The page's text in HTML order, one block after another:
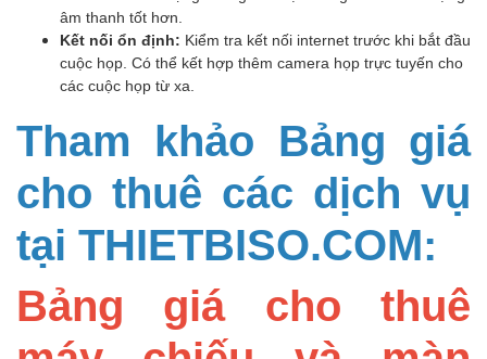
âm thanh tốt hơn.
Kết nối ổn định: Kiểm tra kết nối internet trước khi bắt đầu
cuộc họp. Có thể kết hợp thêm camera họp trực tuyến cho
các cuộc họp từ xa.
Tham khảo Bảng giá
cho thuê các dịch vụ
tại THIETBISO.COM:
Bảng giá cho thuê